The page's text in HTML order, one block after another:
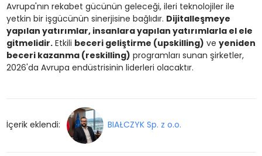
Avrupa'nın rekabet gücünün geleceği, ileri teknolojiler ile
yetkin bir işgücünün sinerjisine bağlıdır. Dijitalleşmeye
yapılan yatırımlar, insanlara yapılan yatırımlarla el ele
gitmelidir.Etkili beceri geliştirme (upskilling) ve yeniden
beceri kazanma (reskilling) programları sunan şirketler,
2026'da Avrupa endüstrisinin liderleri olacaktır.
İçerik eklendi: BIAŁCZYK Sp. z o.o.